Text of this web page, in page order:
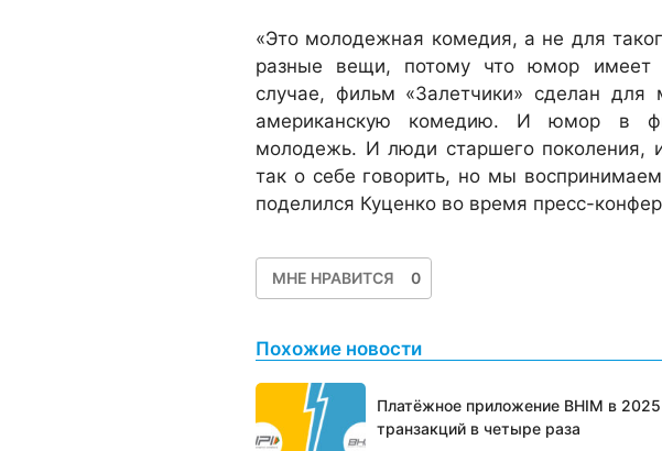
«Это молодежная комедия, а не для
разные вещи, потому что юмор имеет
случае, фильм «Залетчики» сделан для
американскую комедию. И юмор в
молодежь. И люди старшего поколения,
так о себе говорить, но мы
поделился Куценко во время пресс-
МНЕ НРАВИТСЯ 0
Похожие новости
Платёжное приложение BHIM в 2025
транзакций в четыре раза